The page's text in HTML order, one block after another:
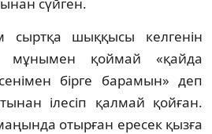
шыққысы келгенін
қоймай «қайда
бірге барамын» деп
ілесіп қалмай қойған.
отырған ересек қызға